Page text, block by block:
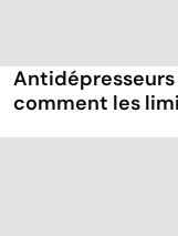
comment les